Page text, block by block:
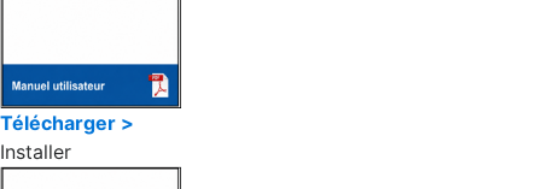
Télécharger >
Installer